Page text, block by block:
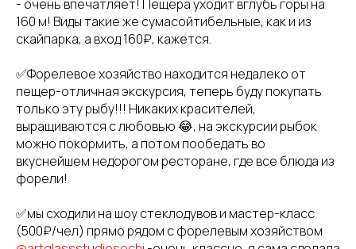
- очень впечатляет! Пещера уходит вглубь горы на
160 м! Виды такие же сумасойтибельные, как и из
скайпарка, а вход 160₽, кажется.
✅Форелевое хозяйство находится недалеко от
пещер-отличная экскурсия, теперь буду покупать
только эту рыбу!!! Никаких красителей,
выращиваются с любовью 😂, на экскурсии рыбок
можно покормить, а потом пообедать во
вкуснейшем недорогом ресторане, где все блюда из
форели!
✅мы сходили на шоу стеклодувов и мастер-класс
(500₽/чел) прямо рядом с форелевым хозяйством